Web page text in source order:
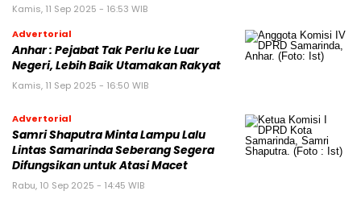
Kamis, 11 Sep 2025 - 16:53 WIB
Advertorial
Anhar : Pejabat Tak Perlu ke Luar
Negeri, Lebih Baik Utamakan Rakyat
Kamis, 11 Sep 2025 - 16:50 WIB
Advertorial
Samri Shaputra Minta Lampu Lalu
Lintas Samarinda Seberang Segera
Difungsikan untuk Atasi Macet
Rabu, 10 Sep 2025 - 14:45 WIB